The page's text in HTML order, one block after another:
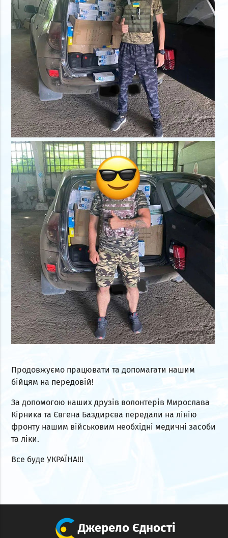
Продовжуємо працювати та допомагати нашим
бійцям на передовій!
За допомогою наших друзів волонтерів Мирослава
Кірника та Євгена Баздирєва передали на лінію
фронту нашим військовим необхідні медичні засоби
та ліки.
Все буде УКРАЇНА!!!
Джерело Єдності